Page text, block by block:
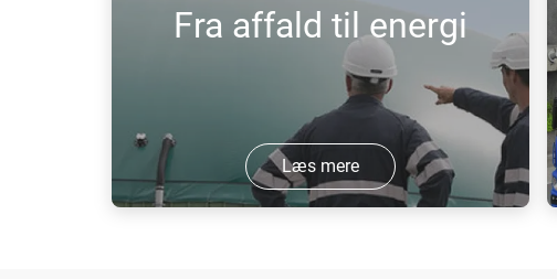
over hele verden.
Fra affald til energi
Læs mere